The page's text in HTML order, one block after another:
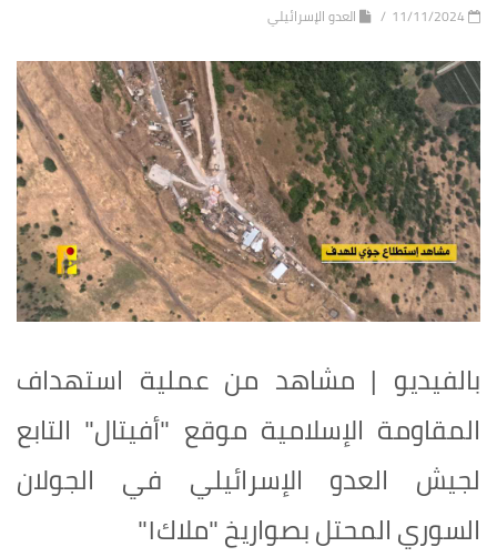
العدو الإسرائيلي
بالفيديو | مشاهد من عملية استهداف
المقاومة الإسلامية موقع "أفيتال" التابع
لجيش العدو الإسرائيلي في الجولان
السوري المحتل بصواريخ "ملاك١"